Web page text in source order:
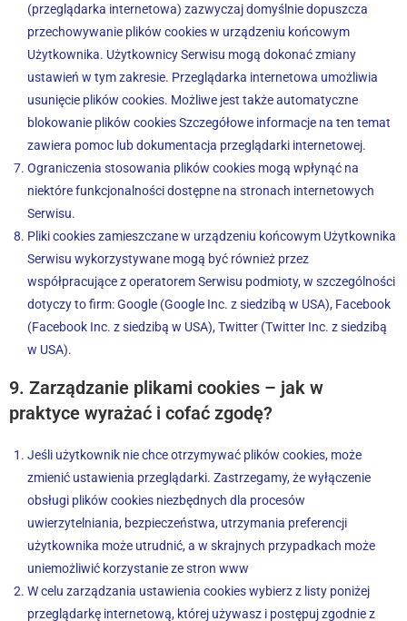
(przeglądarka internetowa) zazwyczaj domyślnie dopuszcza
przechowywanie plików cookies w urządzeniu końcowym
Użytkownika. Użytkownicy Serwisu mogą dokonać zmiany
ustawień w tym zakresie. Przeglądarka internetowa umożliwia
usunięcie plików cookies. Możliwe jest także automatyczne
blokowanie plików cookies Szczegółowe informacje na ten temat
zawiera pomoc lub dokumentacja przeglądarki internetowej.
Ograniczenia stosowania plików cookies mogą wpłynąć na
niektóre funkcjonalności dostępne na stronach internetowych
Serwisu.
Pliki cookies zamieszczane w urządzeniu końcowym Użytkownika
Serwisu wykorzystywane mogą być również przez
współpracujące z operatorem Serwisu podmioty, w szczególności
dotyczy to firm: Google (Google Inc. z siedzibą w USA), Facebook
(Facebook Inc. z siedzibą w USA), Twitter (Twitter Inc. z siedzibą
w USA).
9. Zarządzanie plikami cookies – jak w
praktyce wyrażać i cofać zgodę?
Jeśli użytkownik nie chce otrzymywać plików cookies, może
zmienić ustawienia przeglądarki. Zastrzegamy, że wyłączenie
obsługi plików cookies niezbędnych dla procesów
uwierzytelniania, bezpieczeństwa, utrzymania preferencji
użytkownika może utrudnić, a w skrajnych przypadkach może
uniemożliwić korzystanie ze stron www
W celu zarządzania ustawienia cookies wybierz z listy poniżej
przeglądarkę internetową, której używasz i postępuj zgodnie z